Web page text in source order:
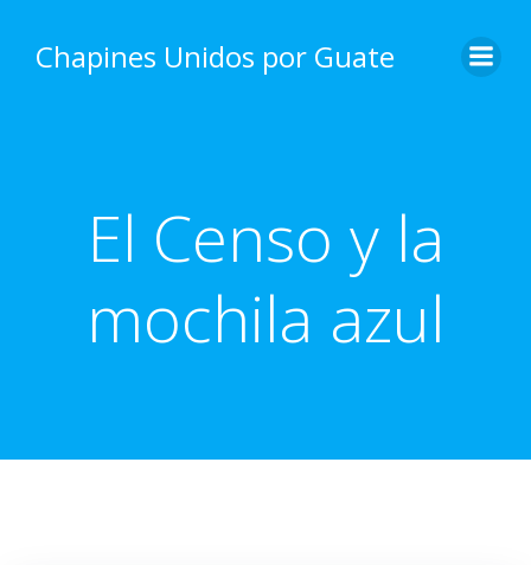
content
Chapines Unidos por Guate
El Censo y la
mochila azul